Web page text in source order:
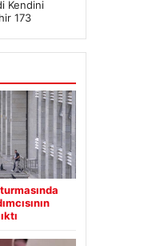
Kendini
173